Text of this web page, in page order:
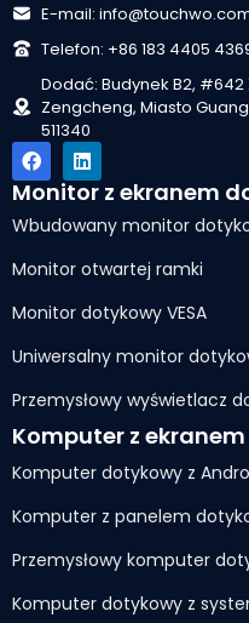
E-mail:
Telefon: +86 183 4405
Dodać: Budynek B2,
Zengcheng, Miasto
511340
Monitor z ekranem
Wbudowany monitor
Monitor otwartej ramki
Monitor dotykowy VESA
Uniwersalny monitor
Przemysłowy wyświetlacz
Komputer z
Komputer dotykowy z
Komputer z panelem
Przemysłowy komputer
Komputer dotykowy z